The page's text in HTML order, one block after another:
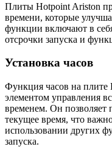
Плиты Hotpoint Ariston
времени, которые
функции включают в
отсрочки запуска и
Установка часов
Функция часов на
элементом управления
временем. Он позволяет
текущее время, что
использовании других
запуска.